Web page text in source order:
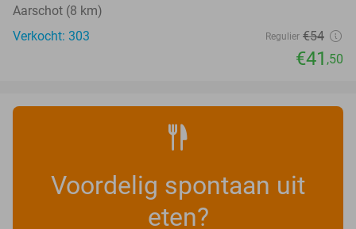
Aarschot (8 km)
Verkocht: 303
Regulier €54
€41 ,50
Voordelig spontaan uit
eten?